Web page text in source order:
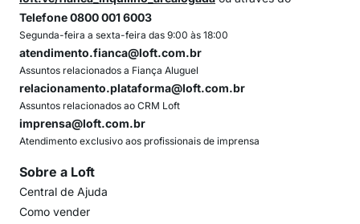
Telefone 0800 001 6003
Segunda-feira a sexta-feira das 9:00 às 18:00
atendimento.fianca@loft.com.br
Assuntos relacionados a Fiança Aluguel
relacionamento.plataforma@loft.com.br
Assuntos relacionados ao CRM Loft
imprensa@loft.com.br
Atendimento exclusivo aos profissionais de imprensa
Sobre a Loft
Central de Ajuda
Como vender